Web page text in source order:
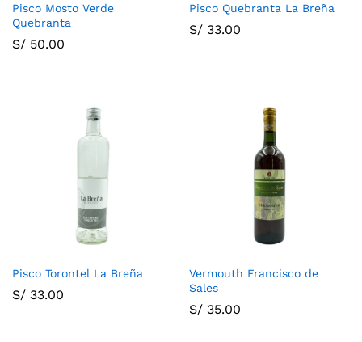
Pisco Mosto Verde
Quebranta
S/ 50.00
Pisco Quebranta La Breña
S/ 33.00
Pisco Torontel La Breña
S/ 33.00
Vermouth Francisco de
Sales
S/ 35.00